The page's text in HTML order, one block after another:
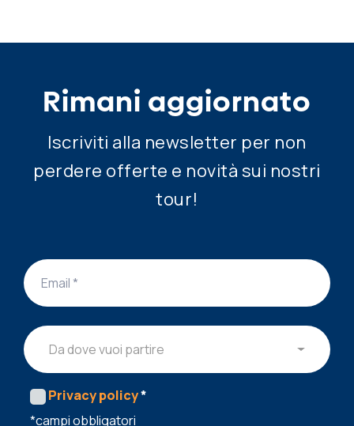
Rimani aggiornato
Iscriviti alla newsletter per non
perdere offerte e novità sui nostri
tour!
Da dove vuoi partire
Privacy policy*
*campi obbligatori